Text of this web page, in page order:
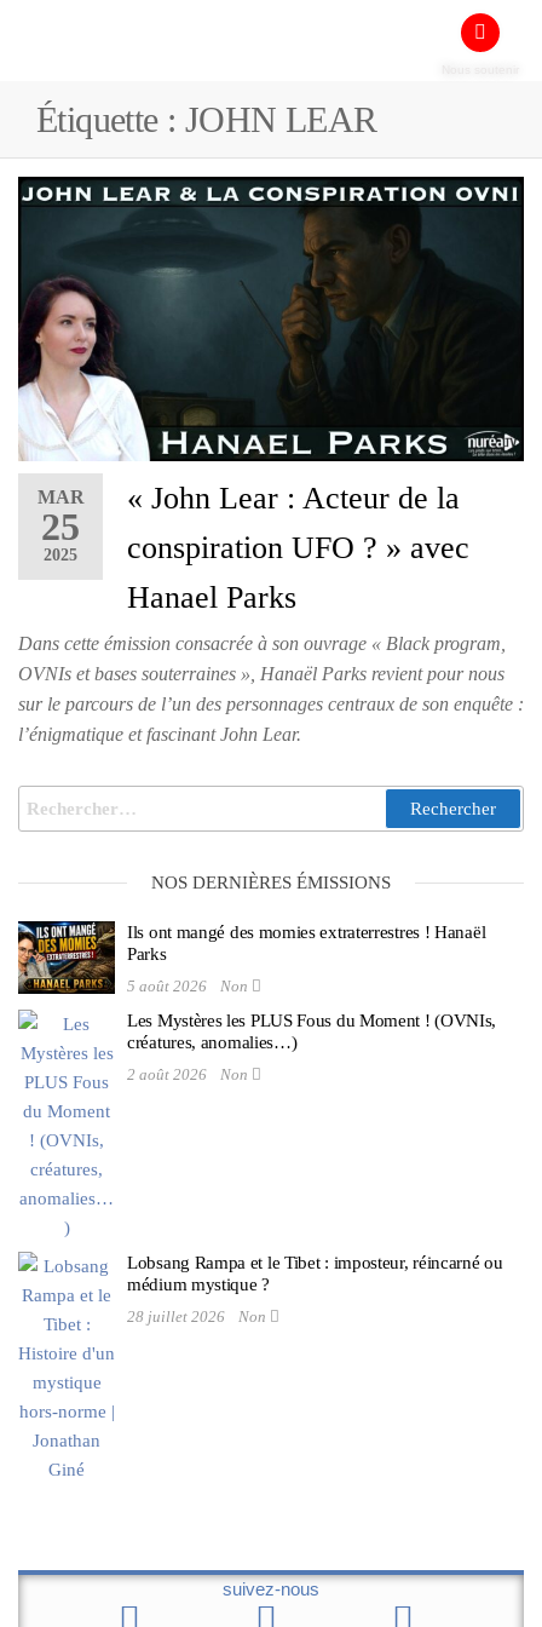
Étiquette : JOHN LEAR
MAR
25
2025
« John Lear : Acteur de la
conspiration UFO ? » avec
Hanael Parks
Dans cette émission consacrée à son ouvrage « Black program,
OVNIs et bases souterraines », Hanaël Parks revient pour nous
sur le parcours de l’un des personnages centraux de son enquête :
l’énigmatique et fascinant John Lear.
NOS DERNIÈRES ÉMISSIONS
Ils ont mangé des momies extraterrestres ! Hanaël
Parks
5 août 2026 Non
Les Mystères les PLUS Fous du Moment ! (OVNIs,
créatures, anomalies…)
2 août 2026 Non
Lobsang Rampa et le Tibet : imposteur, réincarné ou
médium mystique ?
28 juillet 2026 Non
suivez-nous